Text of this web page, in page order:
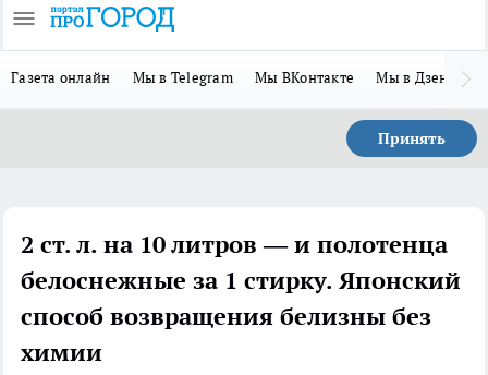
Газета онлайн Мы в Telegram Мы ВКонтакте Мы в Дзене
Принять
2 ст. л. на 10 литров — и полотенца
белоснежные за 1 стирку. Японский
способ возвращения белизны без
химии